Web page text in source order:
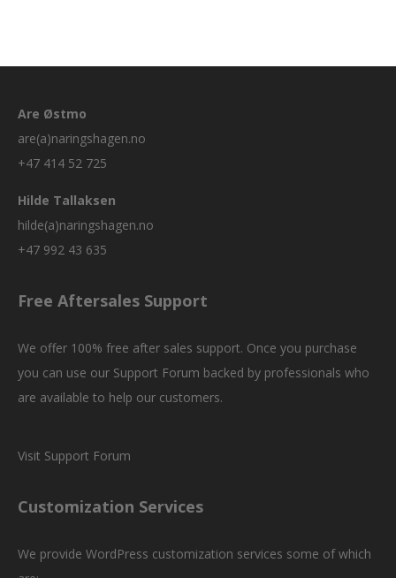
Are Østmo
are(a)naringshagen.no
+47 414 52 725
Hilde Tallaksen
hilde(a)naringshagen.no
+47 992 43 635
Free Aftersales Support
We offer 100% free after sales support. Once you purchase
you can use our Support Forum backed by professionals who
are available to help our customers.
Visit Support Forum
Customization Services
We provide WordPress customization services some of which